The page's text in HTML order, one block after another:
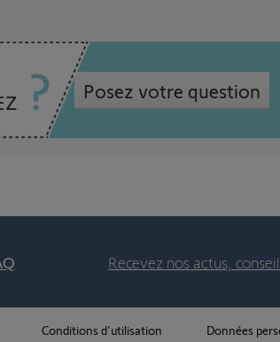
Posez votre question
Recevez nos actus,
Conditions d'utilisation Données